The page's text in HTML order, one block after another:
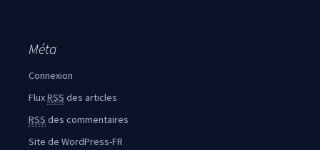
Méta
Connexion
FluxRSS des articles
RSS des commentaires
Site de WordPress-FR